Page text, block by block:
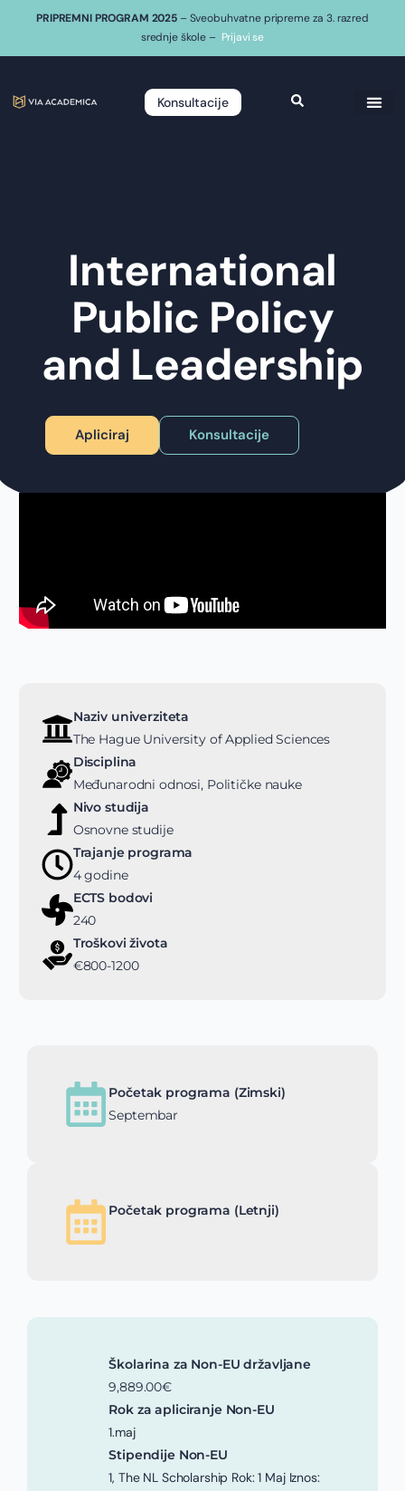
PRIPREMNI PROGRAM 2025 – Sveobuhvatne pripreme za 3. razred
srednje škole – Prijavi se
Konsultacije
International
Public Policy
and Leadership
Apliciraj Konsultacije
Naziv univerziteta
The Hague University of Applied Sciences
Disciplina
Međunarodni odnosi, Političke nauke
Nivo studija
Osnovne studije
Trajanje programa
4 godine
ECTS bodovi
240
Troškovi života
€800-1200
Početak programa (Zimski)
Septembar
Početak programa (Letnji)
Školarina za Non-EU državljane
9,889.00€
Rok za apliciranje Non-EU
1.maj
Stipendije Non-EU
1, The NL Scholarship Rok: 1 Maj Iznos: